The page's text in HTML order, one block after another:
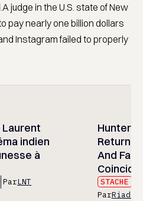
judge in the U.S. state of New
pay nearly one billion dollars
Instagram failed to properly
Laurent
indien
à
ParLNT
Hunter
And
STACHE
ParRiad